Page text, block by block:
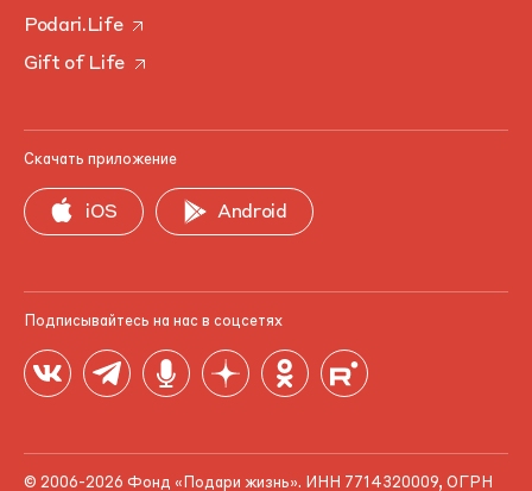
Podari.Life
Gift of Life
Скачать приложение
iOS Android
Подписывайтесь на нас в соцсетях
© 2006-2026 Фонд «Подари жизнь». ИНН 7714320009, ОГРН